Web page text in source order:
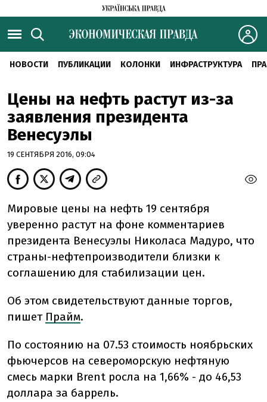
НОВОСТИ ПУБЛИКАЦИИ КОЛОНКИ ИНФРАСТРУКТУРА
Цены на нефть растут из-за
заявления президента
Венесуэлы
19 СЕНТЯБРЯ 2016, 09:04
Мировые цены на нефть 19 сентября
уверенно растут на фоне комментариев
президента Венесуэлы Николаса Мадуро, что
страны-нефтепроизводители близки к
соглашению для стабилизации цен.
Об этом свидетельствуют данные торгов,
пишет Прайм.
По состоянию на 07.53 стоимость ноябрьских
фьючерсов на североморскую нефтяную
смесь марки Brent росла на 1,66% - до 46,53
доллара за баррель.